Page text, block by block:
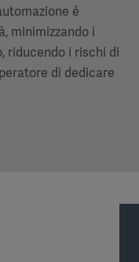
è
minimizzando i
riducendo i rischi di
di dedicare